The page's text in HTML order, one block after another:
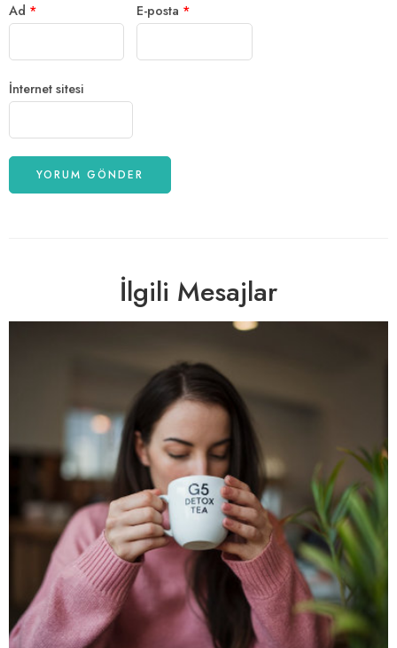
Ad * E-posta *
İnternet sitesi
İlgili Mesajlar